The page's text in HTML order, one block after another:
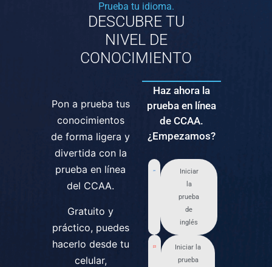
Prueba tu idioma.
DESCUBRE TU
NIVEL DE
CONOCIMIENTO
Pon a prueba tus
conocimientos
de forma ligera y
divertida con la
prueba en línea
del CCAA.
Gratuito y
práctico, puedes
hacerlo desde tu
celular,
Haz ahora la
prueba en línea
de CCAA.
¿Empezamos?
Iniciar
la
prueba
de
inglés
Iniciar la
prueba